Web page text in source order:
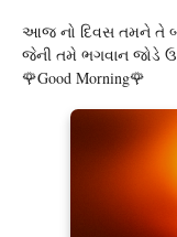
આજ નો દિવસ તમને તે
જેની તમે ભગવાન જોડે
🌹Good Morning🌹